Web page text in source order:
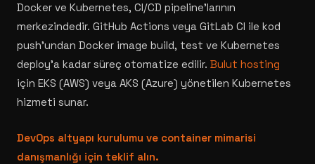
Docker ve Kubernetes, CI/CD pipeline'larının
merkezindedir. GitHub Actions veya GitLab CI ile kod
push'undan Docker image build, test ve Kubernetes
deploy'a kadar süreç otomatize edilir. Bulut hosting
için EKS (AWS) veya AKS (Azure) yönetilen Kubernetes
hizmeti sunar.
DevOps altyapı kurulumu ve container mimarisi
danışmanlığı için teklif alın.